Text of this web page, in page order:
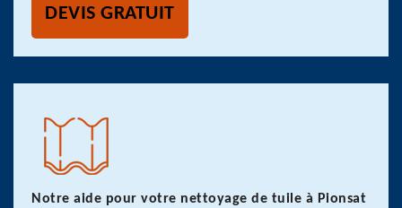
DEVIS GRATUIT
Notre aide pour votre nettoyage de tuile à Pionsat